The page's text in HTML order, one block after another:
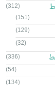
(312)
(151)
(129)
(32)
(336)
(54)
(134)